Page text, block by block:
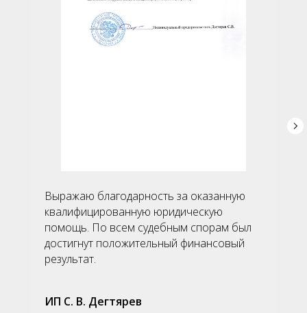
Выражаю благодарность за оказанную
квалифицированную юридическую
помощь. По всем судебным спорам был
достигнут положительный финансовый
результат.
ИП С. В. Дегтярев